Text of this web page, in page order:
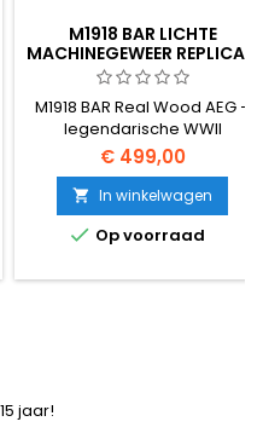
M1918 BAR LICHTE
MACHINEGEWEER REPLICA -
ECHT HOUT
M1918 BAR Real Wood AEG –
legendarische WWII
Browning Automatic Rifle
replica. Full-metal body, echt
donker gelakt echt hout,
realistisch 6,4 kg gewicht,
stalen bipod inbegrepen.
historische airsoft LMG voor
€ 499,00
 In winkelwagen
 Op voorraad
jaar!